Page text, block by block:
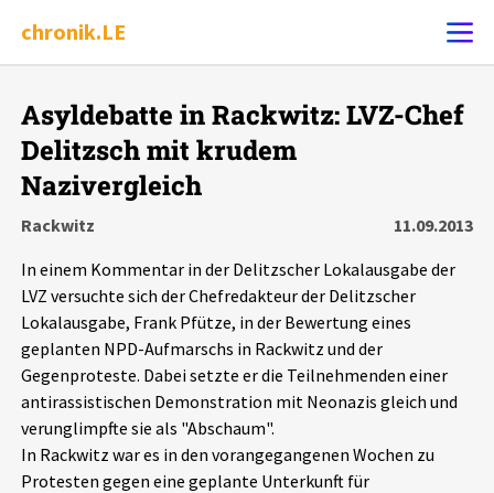
chronik.LE
Ereignis melden
Chronik
Dossiers
Leipziger Zustände
Schlaglichter
Phänomene
Asyldebatte in Rackwitz: LVZ-Chef
Delitzsch mit krudem
Nazivergleich
Rackwitz
11.09.2013
In einem Kommentar in der Delitzscher Lokalausgabe der
LVZ versuchte sich der Chefredakteur der Delitzscher
Lokalausgabe, Frank Pfütze, in der Bewertung eines
geplanten NPD-Aufmarschs in Rackwitz und der
Gegenproteste. Dabei setzte er die Teilnehmenden einer
antirassistischen Demonstration mit Neonazis gleich und
verunglimpfte sie als "Abschaum".
In Rackwitz war es in den vorangegangenen Wochen zu
Protesten gegen eine geplante Unterkunft für
Alle Ereignisse
7502Ereignisse
Ereignisse
Exportieren Filter Erklärungen